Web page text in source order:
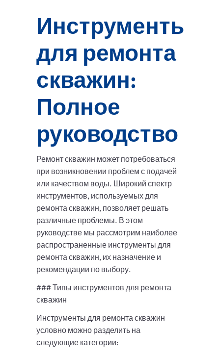
Инструменты
для ремонта
скважин:
Полное
руководство
Ремонт скважин может потребоваться
при возникновении проблем с подачей
или качеством воды. Широкий спектр
инструментов, используемых для
ремонта скважин, позволяет решать
различные проблемы. В этом
руководстве мы рассмотрим наиболее
распространенные инструменты для
ремонта скважин, их назначение и
рекомендации по выбору.
### Типы инструментов для ремонта
скважин
Инструменты для ремонта скважин
условно можно разделить на
следующие категории: